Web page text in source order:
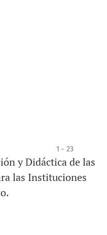
1 - 23
y Didáctica de las
las Instituciones